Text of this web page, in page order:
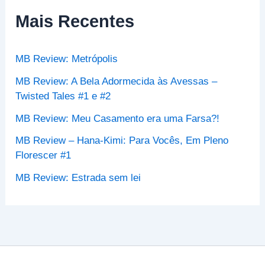
s
a
o
:
Mais Recentes
MB Review: Metrópolis
MB Review: A Bela Adormecida às Avessas –
Twisted Tales #1 e #2
MB Review: Meu Casamento era uma Farsa?!
MB Review – Hana-Kimi: Para Vocês, Em Pleno
Florescer #1
MB Review: Estrada sem lei